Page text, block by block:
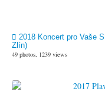
2018 Koncert pro Vaše
Zlín)
49 photos, 1239 views